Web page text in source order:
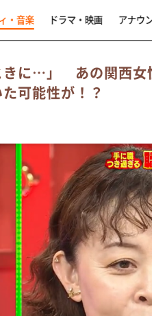
・音楽 ドラマ・映画 アナウ
きに…」 あの関西女
可能性が！？